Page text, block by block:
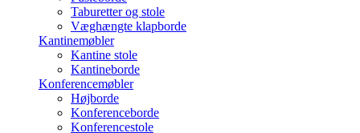
Taburetter og stole
Væghængte klapborde
Kantinemøbler
Kantine stole
Kantineborde
Konferencemøbler
Højborde
Konferenceborde
Konferencestole